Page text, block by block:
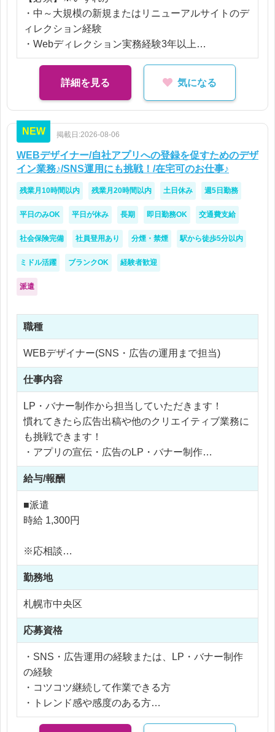
・中～大規模の新規またはリニューアルサイトのデ
ィレクション経験
・Webディレクション実務経験3年以上
・WordPress案件のディレクション経験
・Officeソフト（PowerPoint／Word／Excel）
・FigmaまたはAdobe XDでのワイヤーフレーム作
成
【歓迎】
・Photoshop、Illustrator
・GA4、Googleタグマネージャー
・写真撮影、ライティングディレクション
・プロジェクトマネジメント、予算管理経験
・Webデザイナーまたはフロントエンド経験
詳細を見る 気になる
NEW 掲載日:2026-08-06
WEBデザイナー/自社アプリへの登録を促すためのデザ
イン業務♪/SNS運用にも挑戦！/在宅可のお仕事♪
残業月10時間以内 残業月20時間以内 土日休み 週5日勤務
平日のみOK 平日が休み 長期 即日勤務OK 交通費支給
社会保険完備 社員登用あり 分煙・禁煙 駅から徒歩5分以内
ミドル活躍 ブランクOK 経験者歓迎
派遣
職種
WEBデザイナー(SNS・広告の運用まで担当)
仕事内容
LP・バナー制作から担当していただきます！
慣れてきたら広告出稿や他のクリエイティブ業務に
も挑戦できます！
・アプリの宣伝・広告のLP・バナー制作
・Instagramの運用（投稿企画・投稿管理）
・広告運用（配信設定・改善）
・集客用LPの制作
・バナー制作
★AIなどの最新技術を取り入れながらお仕事を進め
ていくことを推奨しています
給与/報酬
■派遣
時給 1,300円
※応相談
※ご経験により優遇
※交通費支給
※残業代全額支給
勤務地
札幌市中央区
応募資格
・SNS・広告運用の経験または、LP・バナー制作
の経験
・コツコツ継続して作業できる方
・トレンド感や感度のある方
・学習意欲が高い方